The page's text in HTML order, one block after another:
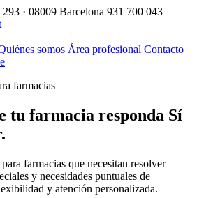
· 08009 Barcelona 931 700 043
somos Área profesional Contacto
farmacias
tu farmacia responda Sí
farmacias que necesitan resolver
y necesidades puntuales de
y atención personalizada.